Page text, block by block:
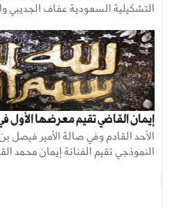
التشكيلية السعودية عفاف الجديبي
إيمان القاضي تقيم معرضها الأول
الأحد القادم وفي صالة الأمير فيصل
النموذجي تقيم الفنانة إيمان محمد